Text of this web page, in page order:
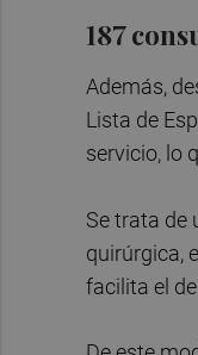
187
Además,
Lista de
servicio, lo
Se trata de
quirúrgica,
facilita el